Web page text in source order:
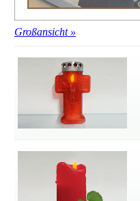
Großansicht »